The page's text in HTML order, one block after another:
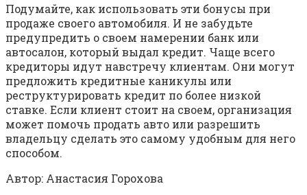
Подумайте, как использовать эти бонусы при
продаже своего автомобиля. И не забудьте
предупредить о своем намерении банк или
автосалон, который выдал кредит. Чаще всего
кредиторы идут навстречу клиентам. Они могут
предложить кредитные каникулы или
реструктурировать кредит по более низкой
ставке. Если клиент стоит на своем, организация
может помочь продать авто или разрешить
владельцу сделать это самому удобным для него
способом.
Автор: Анастасия Горохова